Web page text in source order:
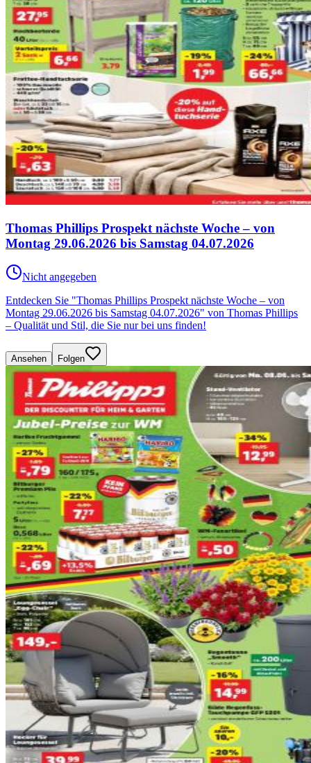
Thomas Phillips Prospekt nächste Woche – von
Montag 29.06.2026 bis Samstag 04.07.2026
Nicht angegeben
Entdecken Sie "Thomas Phillips Prospekt nächste Woche – von
Montag 29.06.2026 bis Samstag 04.07.2026" von Thomas Phillips
– Qualität und Stil, die Sie nur bei uns finden!
Ansehen Folgen